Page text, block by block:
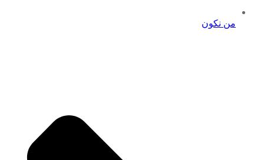
من نكون